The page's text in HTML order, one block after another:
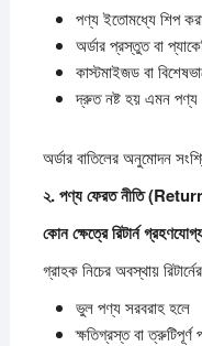
পণ্য ইতোমধ্যে শিপ
অর্ডার প্রস্তুত বা
কাস্টমাইজড বা
দ্রুত নষ্ট হয় এমন
অর্ডার বাতিলের অনুমোদন
২.পণ্যফেরতনীতি
কোনক্ষেত্রেরিটার্ন
গ্রাহক নিচের অবস্থায়
ভুল পণ্য সরবরাহ হলে
ক্ষতিগ্রস্ত বা ত্রুটিপূর্ণ